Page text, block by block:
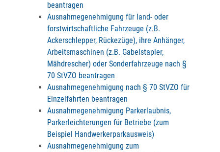
beantragen
Ausnahmegenehmigung für land- oder
forstwirtschaftliche Fahrzeuge (z.B.
Ackerschlepper, Rückezüge), ihre Anhänger,
Arbeitsmaschinen (z.B. Gabelstapler,
Mähdrescher) oder Sonderfahrzeuge nach §
70 StVZO beantragen
Ausnahmegenehmigung nach § 70 StVZO für
Einzelfahrten beantragen
Ausnahmegenehmigung Parkerlaubnis,
Parkerleichterungen für Betriebe (zum
Beispiel Handwerkerparkausweis)
Ausnahmegenehmigung zum